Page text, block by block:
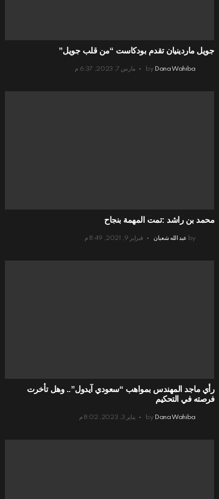
جويل ماردينيان تقدم بودكاست “من قلب جويل”
by Dana Wahiba مارس 7, 2023, 6:37 م
محمد بن راشد :تمت المهمة بنجاح
by عبد الله شعبان فبراير 9, 2021, 8:49 م
رأي ماجد المهندس بمواهب “سعودي آيدول”.. وهل تأخرت
فرصته في التحكيم
by Dana Wahiba يناير 3, 2023, 8:02 م